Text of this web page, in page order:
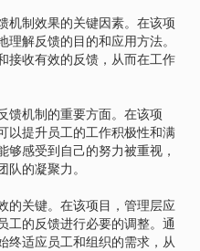
机制效果的关键因素。在该项
解反馈的目的和应用方法。
接收有效的反馈，从而在工作
馈机制的重要方面。在该项
以提升员工的工作积极性和满
够感受到自己的努力被重视，
的凝聚力。
的关键。在该项目，管理层应
工的反馈进行必要的调整。通
终适应员工和组织的需求，从